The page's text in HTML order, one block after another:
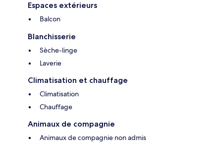
Espaces extérieurs
Balcon
Blanchisserie
Sèche-linge
Laverie
Climatisation et chauffage
Climatisation
Chauffage
Animaux de compagnie
Animaux de compagnie non admis